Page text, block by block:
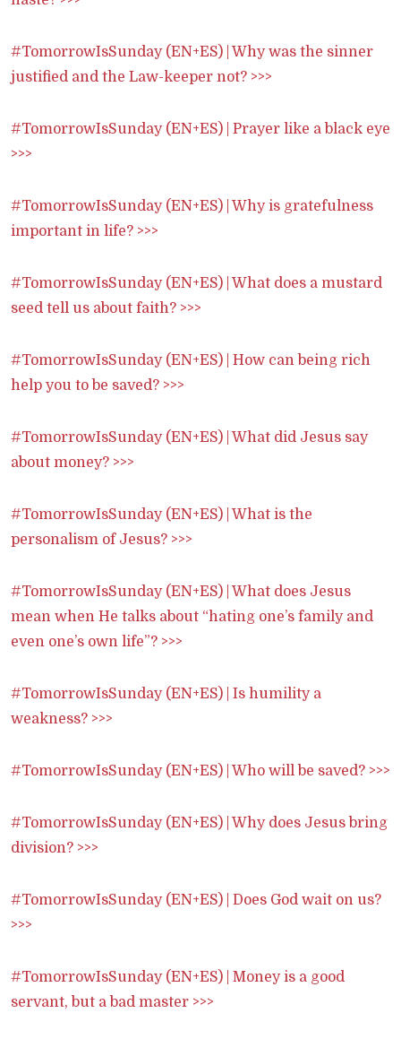
#TomorrowIsSunday (EN+ES) | Why was the sinner
justified and the Law-keeper not? >>>
#TomorrowIsSunday (EN+ES) | Prayer like a black eye
>>>
#TomorrowIsSunday (EN+ES) | Why is gratefulness
important in life? >>>
#TomorrowIsSunday (EN+ES) | What does a mustard
seed tell us about faith? >>>
#TomorrowIsSunday (EN+ES) | How can being rich
help you to be saved? >>>
#TomorrowIsSunday (EN+ES) | What did Jesus say
about money? >>>
#TomorrowIsSunday (EN+ES) | What is the
personalism of Jesus? >>>
#TomorrowIsSunday (EN+ES) | What does Jesus
mean when He talks about “hating one’s family and
even one’s own life”? >>>
#TomorrowIsSunday (EN+ES) | Is humility a
weakness? >>>
#TomorrowIsSunday (EN+ES) | Who will be saved? >>>
#TomorrowIsSunday (EN+ES) | Why does Jesus bring
division? >>>
#TomorrowIsSunday (EN+ES) | Does God wait on us?
>>>
#TomorrowIsSunday (EN+ES) | Money is a good
servant, but a bad master >>>